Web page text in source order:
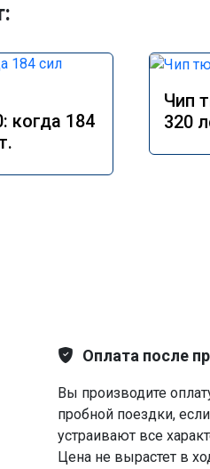
когда 184
Чип
320
Оплата после
Вы производите
пробной поездки,
устраивают все
Цена не вырастет в